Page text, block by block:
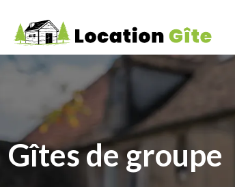
Gîtes de groupe